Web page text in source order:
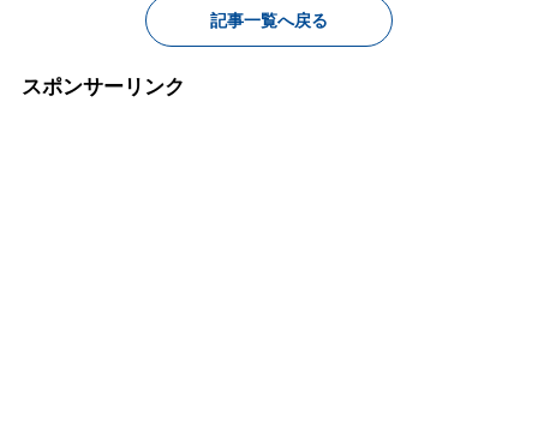
記事一覧へ戻る
スポンサーリンク